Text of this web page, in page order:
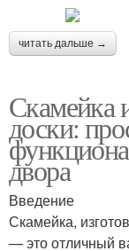
Скамейка без
читать дальше →
Скамейка
доски:
двора
Введение
Скамейка,
— это отличный